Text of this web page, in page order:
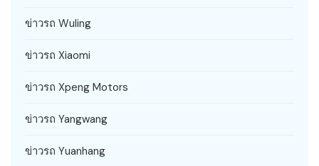
ข่าวรถ Wuling
ข่าวรถ Xiaomi
ข่าวรถ Xpeng Motors
ข่าวรถ Yangwang
ข่าวรถ Yuanhang